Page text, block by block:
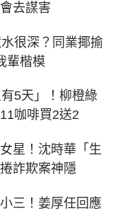
去謀害
很深？同業揶揄
輩楷模
5天」！柳橙綠
咖啡買2送2
星！沈時華「生
詐欺案神隱
三！姜厚任回應